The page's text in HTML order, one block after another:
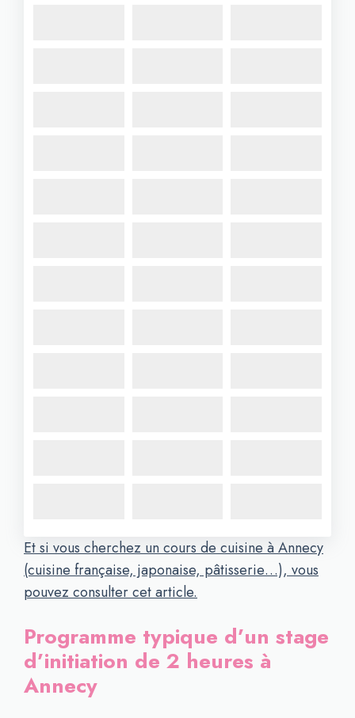
Et si vous cherchez un cours de cuisine à Annecy
(cuisine française, japonaise, pâtisserie…), vous
pouvez consulter cet article.
Programme typique d’un stage
d’initiation de 2 heures à
Annecy